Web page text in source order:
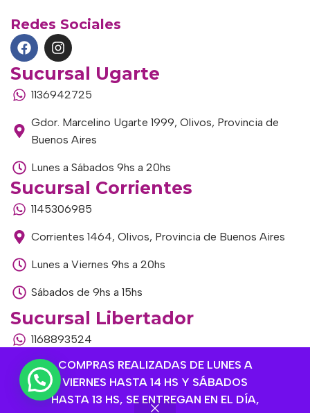
COMPRAS REALIZADAS DE LUNES A
VIERNES HASTA 14 HS Y SÁBADOS
HASTA 13 HS, SE ENTREGAN EN EL DÍA,
Redes Sociales
Sucursal Ugarte
1136942725
Gdor. Marcelino Ugarte 1999, Olivos, Provincia de
Buenos Aires
Lunes a Sábados 9hs a 20hs
Sucursal Corrientes
1145306985
Corrientes 1464, Olivos, Provincia de Buenos Aires
Lunes a Viernes 9hs a 20hs
Sábados de 9hs a 15hs
Sucursal Libertador
1168893524
Av. del Libertador 1915, Vte. López, Provincia de
Buenos Aires